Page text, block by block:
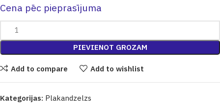
Cena pēc pieprasījuma
PIEVIENOT GROZAM
Add to compare Add to wishlist
Kategorijas: Plakandzelzs